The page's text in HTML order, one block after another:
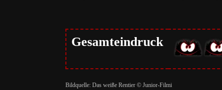
Gesamteindruck
Bildquelle: Das weiße Rentier © Junior-Filmi